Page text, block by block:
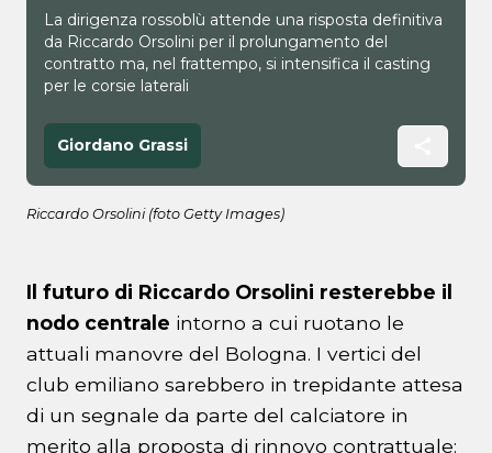
La dirigenza rossoblù attende una risposta definitiva
da Riccardo Orsolini per il prolungamento del
contratto ma, nel frattempo, si intensifica il casting
per le corsie laterali
Giordano Grassi
Riccardo Orsolini (foto Getty Images)
Il futuro di Riccardo Orsolini resterebbe il
nodo centrale intorno a cui ruotano le
attuali manovre del Bologna. I vertici del
club emiliano sarebbero in trepidante attesa
di un segnale da parte del calciatore in
merito alla proposta di rinnovo contrattuale: